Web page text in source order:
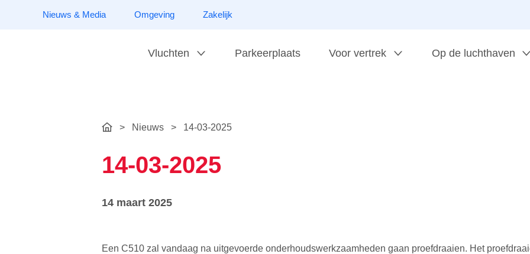
Nieuws & Media Omgeving Zakelijk
Vluchten Parkeerplaats Voor vertrek Op de luchthaven
> Nieuws > 14-03-2025
14-03-2025
14 maart 2025
Een C510 zal vandaag na uitgevoerde onderhoudswerkzaamheden gaan proefdraaien. Het